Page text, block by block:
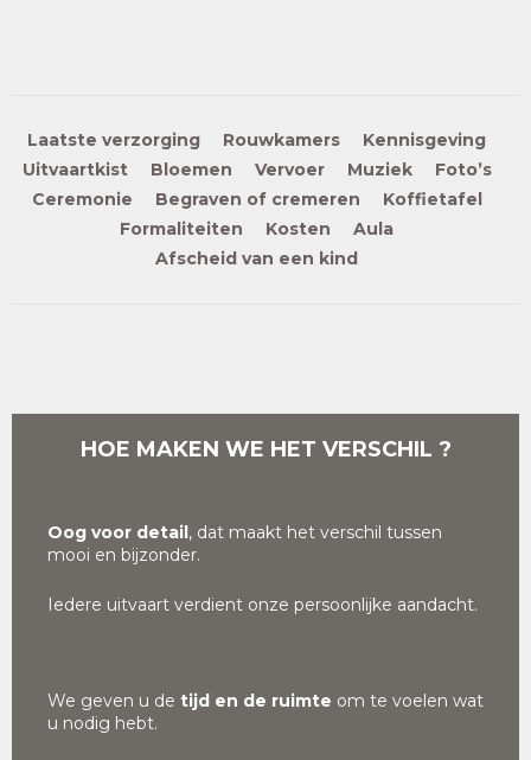
Laatste verzorging Rouwkamers
Kennisgeving
Uitvaartkist
Bloemen Vervoer Muziek
Foto’s
Ceremonie
Begraven of cremeren
Koffietafel
Formaliteiten
Kosten
Aula
Afscheid van een kind
HOE MAKEN WE HET VERSCHIL ?
Oog voor detail , dat maakt het verschil tussen
mooi en bijzonder.
Iedere uitvaart verdient onze persoonlijke aandacht.
We geven u de tijd en de ruimte om te voelen wat
u nodig hebt.